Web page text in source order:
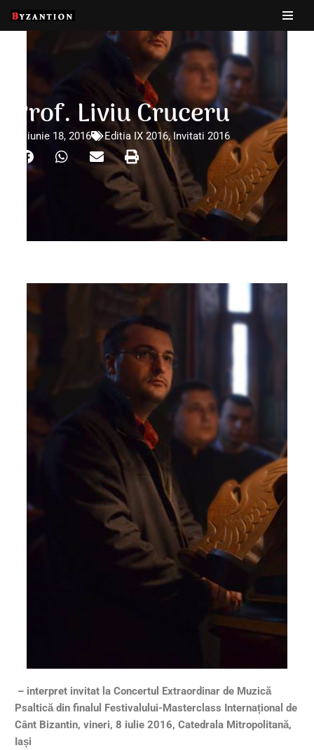
Prof. Liviu Cruceru
iunie 18, 2016 Editia IX 2016,Invitati 2016
– interpret invitat la Concertul Extraordinar de Muzică
Psaltică din finalul Festivalului-Masterclass Internațional de
Cânt Bizantin, vineri, 8 iulie 2016, Catedrala Mitropolitană,
Iași